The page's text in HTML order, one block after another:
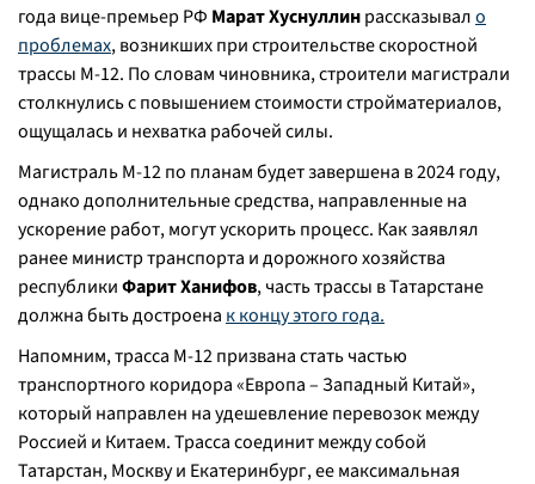
года вице-премьер РФ Марат Хуснуллинрассказывало
проблемах, возникших при строительстве скоростной
трассы М-12. По словам чиновника, строители магистрали
столкнулись с повышением стоимости стройматериалов,
ощущалась и нехватка рабочей силы.
Магистраль М-12 по планам будет завершена в 2024 году,
однако дополнительные средства, направленные на
ускорение работ, могут ускорить процесс. Как заявлял
ранее министр транспорта и дорожного хозяйства
республикиФарит Ханифов, часть трассы в Татарстане
должна быть достроена к концу этого года.
Напомним, трасса М-12 призвана стать частью
транспортного коридора «Европа – Западный Китай»,
который направлен на удешевление перевозок между
Россией и Китаем. Трасса соединит между собой
Татарстан, Москву и Екатеринбург, ее максимальная